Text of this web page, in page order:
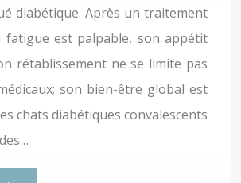
diabétique. Après un traitement
fatigue est palpable, son appétit
rétablissement ne se limite pas
son bien-être global est
chats diabétiques convalescents